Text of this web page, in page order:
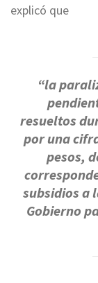
explicó que
“la
resueltos
por una
pesos,
subsidios a
Gobierno